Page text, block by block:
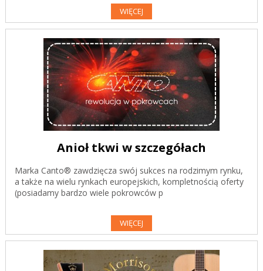
WIĘCEJ
Anioł tkwi w szczegółach
Marka Canto® zawdzięcza swój sukces na rodzimym rynku,
a także na wielu rynkach europejskich, kompletnością oferty
(posiadamy bardzo wiele pokrowców p
WIĘCEJ